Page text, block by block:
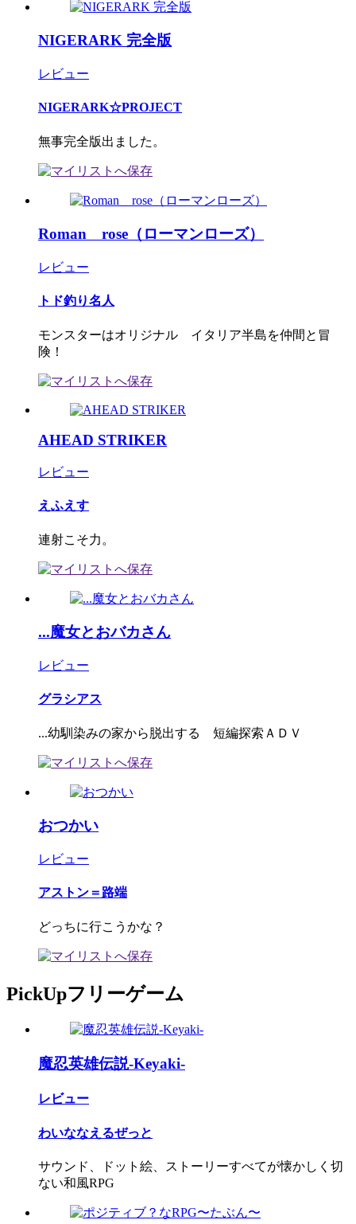
NIGERARK 完全版
レビュー
NIGERARK☆PROJECT
無事完全版出ました。
Roman rose（ローマンローズ）
レビュー
トド釣り名人
モンスターはオリジナル イタリア半島を仲間と冒
険！
AHEAD STRIKER
レビュー
えふえす
連射こそ力。
...魔女とおバカさん
レビュー
グラシアス
...幼馴染みの家から脱出する 短編探索ＡＤＶ
おつかい
レビュー
アストン＝路端
どっちに行こうかな？
PickUpフリーゲーム
魔忍英雄伝説-Keyaki-
レビュー
わいななえるぜっと
サウンド、ドット絵、ストーリーすべてが懐かしく切
ない和風RPG